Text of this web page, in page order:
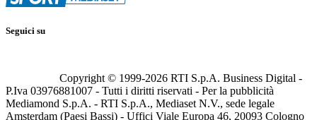
Seguici su
Copyright © 1999-2026 RTI S.p.A. Business Digital -
P.Iva 03976881007 - Tutti i diritti riservati - Per la pubblicità
Mediamond S.p.A. - RTI S.p.A., Mediaset N.V., sede legale
Amsterdam (Paesi Bassi) - Uffici Viale Europa 46, 20093 Cologno